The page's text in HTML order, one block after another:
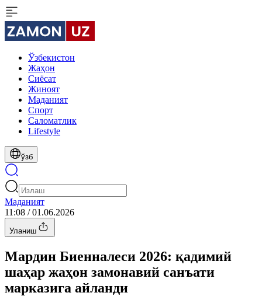
Ўзбекистон
Жаҳон
Сиёсат
Жиноят
Маданият
Спорт
Cаломатлик
Lifestyle
ўзб
Маданият
11:08 / 01.06.2026
Уланиш
Мардин Биенналеси 2026: қадимий
шаҳар жаҳон замонавий санъати
марказига айланди